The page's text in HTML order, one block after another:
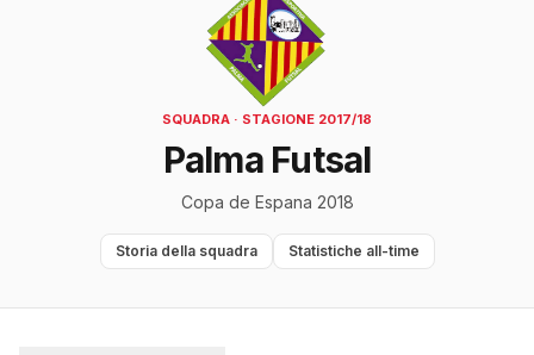
SQUADRA · STAGIONE 2017/18
Palma Futsal
Copa de Espana 2018
Storia della squadra Statistiche all-time